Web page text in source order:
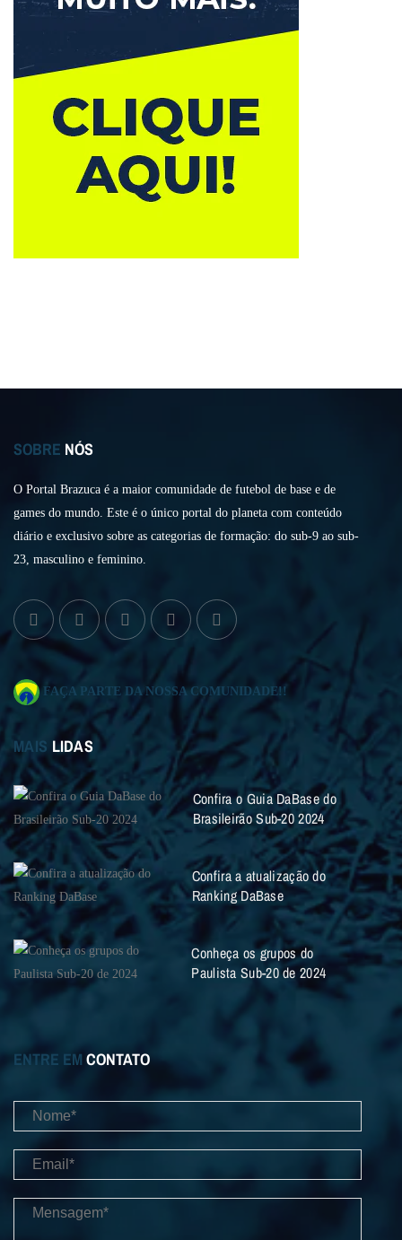
SOBRE NÓS
O Portal Brazuca é a maior comunidade de futebol de base e de
games do mundo. Este é o único portal do planeta com conteúdo
diário e exclusivo sobre as categorias de formação: do sub-9 ao sub-
23, masculino e feminino.
FAÇA PARTE DA NOSSA COMUNIDADE!!
MAIS LIDAS
Confira o Guia DaBase do
Brasileirão Sub-20 2024
Confira a atualização do
Ranking DaBase
Conheça os grupos do
Paulista Sub-20 de 2024
ENTRE EM CONTATO